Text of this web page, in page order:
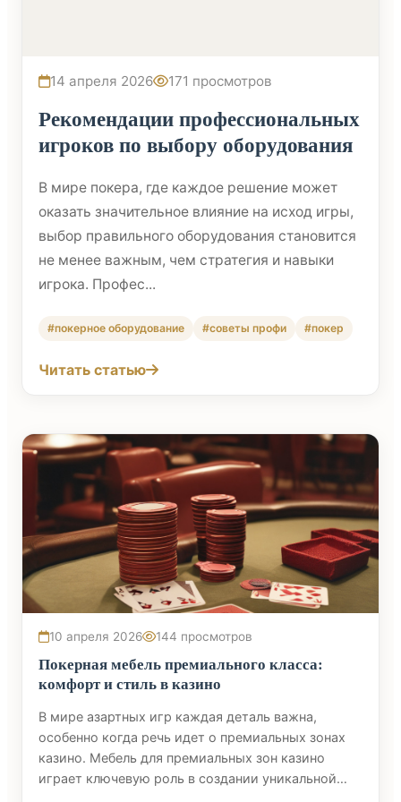
14 апреля 2026 171 просмотров
Рекомендации профессиональных
игроков по выбору оборудования
В мире покера, где каждое решение может
оказать значительное влияние на исход игры,
выбор правильного оборудования становится
не менее важным, чем стратегия и навыки
игрока. Профес...
#покерное оборудование #советы профи #покер
Читать статью
10 апреля 2026 144 просмотров
Покерная мебель премиального класса:
комфорт и стиль в казино
В мире азартных игр каждая деталь важна,
особенно когда речь идет о премиальных зонах
казино. Мебель для премиальных зон казино
играет ключевую роль в создании уникальной…